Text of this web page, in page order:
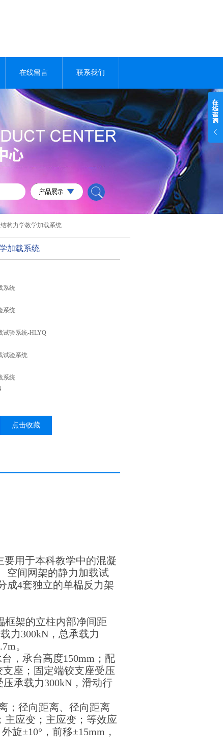
在线留言 联系我们
构力学教学加载系统
加载系统
系统
系统
试验系统-HLYQ
试验系统
系统
点击收藏
要用于本科教学中的混凝
空间网架的静力加载试
成4套独立的单榀反力架
框架的立柱内部净间距
力300kN，总承载力
。
，承台高度150mm；配
座；固定端铰支座受压
承载力300kN，滑动行
；径向距离、径向距离
应变；主应变；等效应
旋±10°，前移±15mm，